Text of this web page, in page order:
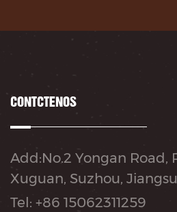
CONTÁCTENOS
Add:No.2 Yongan Road,
Xuguan, Suzhou,
Tel: +86 15062311259